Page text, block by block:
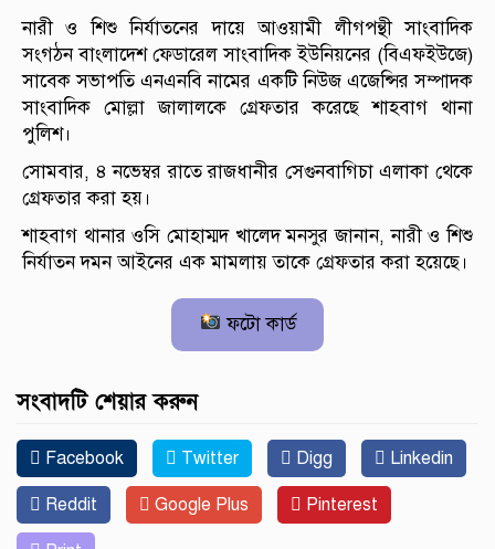
নারী ও শিশু নির্যাতনের দায়ে আওয়ামী লীগপন্থী সাংবাদিক
সংগঠন বাংলাদেশ ফেডারেল সাংবাদিক ইউনিয়নের (বিএফইউজে)
সাবেক সভাপতি এনএনবি নামের একটি নিউজ এজেন্সির সম্পাদক
সাংবাদিক মোল্লা জালালকে গ্রেফতার করেছে শাহবাগ থানা
পুলিশ।
সোমবার, ৪ নভেম্বর রাতে রাজধানীর সেগুনবাগিচা এলাকা থেকে
গ্রেফতার করা হয়।
শাহবাগ থানার ওসি মোহাম্মদ খালেদ মনসুর জানান, নারী ও শিশু
নির্যাতন দমন আইনের এক মামলায় তাকে গ্রেফতার করা হয়েছে।
ফটো কার্ড
সংবাদটি শেয়ার করুন
Facebook Twitter Digg Linkedin
Reddit Google Plus Pinterest